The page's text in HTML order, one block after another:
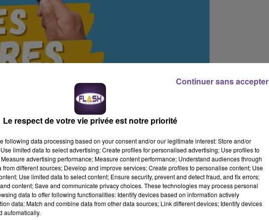
Le respect de votre vie privée est notre priorité
following data processing based on your consent and/or our legitimate interest: Store and/or
limited data to select advertising; Create profiles for personalised advertising; Use profiles to
advertising performance; Measure content performance; Understand audiences through
different sources; Develop and improve services; Create profiles to personalise content; Use
Use limited data to select content; Ensure security, prevent and detect fraud, and fix errors;
content; Save and communicate privacy choices. These technologies may process personal
data to offer following functionalities: Identify devices based on information actively
data; Match and combine data from other data sources; Link different devices; Identify devices
automatically.
Continuer sans accepter